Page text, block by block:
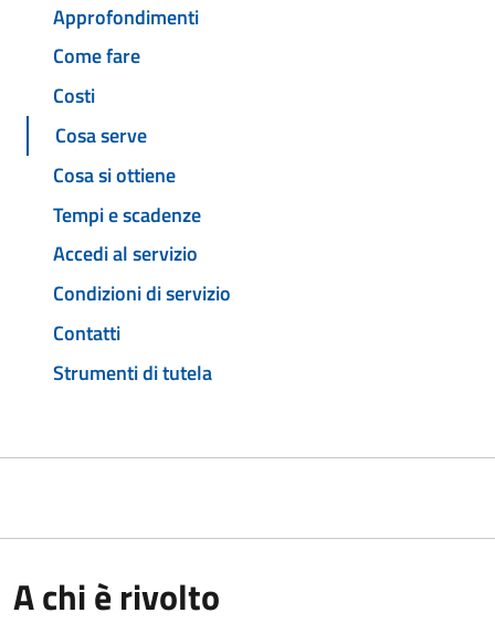
Approfondimenti
Come fare
Costi
Cosa serve
Cosa si ottiene
Tempi e scadenze
Accedi al servizio
Condizioni di servizio
Contatti
Strumenti di tutela
A chi è rivolto